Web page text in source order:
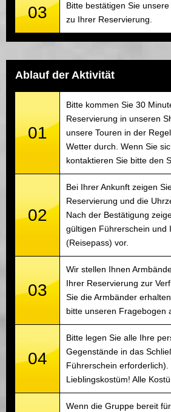
03
Bitte bestätigen Sie
zu Ihrer Reservierung.
Ablauf der Aktivität
01
Bitte kommen Sie 30
Reservierung in unseren
unsere Touren in der
Wetter durch. Wenn Sie
kontaktieren Sie bitte den
02
Bei Ihrer Ankunft zeigen
Reservierung und die
Nach der Bestätigung
gültigen Führerschein und
(Reisepass) vor.
03
Wir stellen Ihnen
Ihrer Reservierung zur
Sie die Armbänder
bitte unseren Fragebogen
04
Bitte legen Sie alle Ihre
Gegenstände in das
Führerschein
Lieblingskostüm! Alle
Wenn die Gruppe bereit